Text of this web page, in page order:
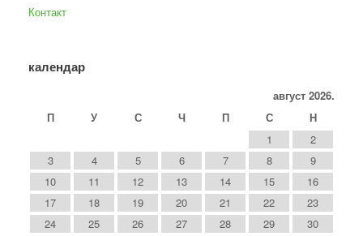
Контакт
календар
август 2026.
П
У С Ч П С
Н
1
2
3
4 5 6 7 8
9
10
11 12 13 14 15
16
17
18 19 20 21 22
23
24
25 26 27 28 29
30